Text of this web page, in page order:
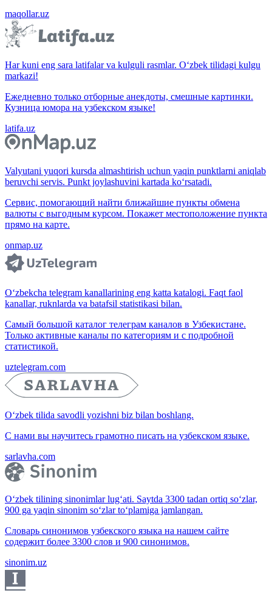
maqollar.uz
Har kuni eng sara latifalar va kulguli rasmlar. O‘zbek tilidagi kulgu
markazi!
Ежедневно только отборные анекдоты, смешные картинки.
Кузница юмора на узбекском языке!
latifa.uz
Valyutani yuqori kursda almashtirish uchun yaqin punktlarni aniqlab
beruvchi servis. Punkt joylashuvini kartada ko‘rsatadi.
Сервис, помогающий найти ближайшие пункты обмена
валюты с выгодным курсом. Покажет местоположение пункта
прямо на карте.
onmap.uz
O‘zbekcha telegram kanallarining eng katta katalogi. Faqt faol
kanallar, ruknlarda va batafsil statistikasi bilan.
Самый большой каталог телеграм каналов в Узбекистане.
Только активные каналы по категориям и с подробной
статистикой.
uztelegram.com
O‘zbek tilida savodli yozishni biz bilan boshlang.
С нами вы научитесь грамотно писать на узбекском языке.
sarlavha.com
O‘zbek tilining sinonimlar lug‘ati. Saytda 3300 tadan ortiq so‘zlar,
900 ga yaqin sinonim so‘zlar to‘plamiga jamlangan.
Словарь синонимов узбекского языка на нашем сайте
содержит более 3300 слов и 900 синонимов.
sinonim.uz